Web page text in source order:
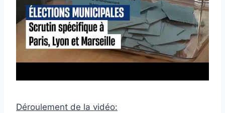
Déroulement de la vidéo: